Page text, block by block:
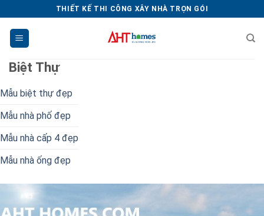
dung
THIẾT KẾ THI CÔNG XÂY NHÀ TRỌN GÓI
Biệt Thự
Mẫu biệt thự đẹp
Mẫu nhà phố đẹp
Mẫu nhà cấp 4 đẹp
Mẫu nhà ống đẹp